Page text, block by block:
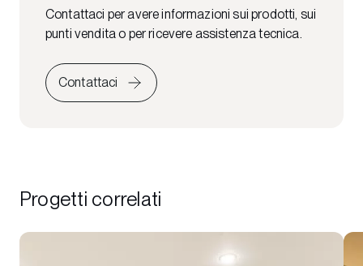
Contattaci per avere informazioni sui prodotti, sui
punti vendita o per ricevere assistenza tecnica.
Contattaci
Progetti correlati